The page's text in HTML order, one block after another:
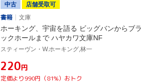
中古
店舗受取可
書籍
文庫
ホーキング、宇宙を語る ビッグバンからブラ
ックホールまで ハヤカワ文庫NF
スティーヴン・W.ホーキング,林一
¥220円
定価より990円（81%）おトク